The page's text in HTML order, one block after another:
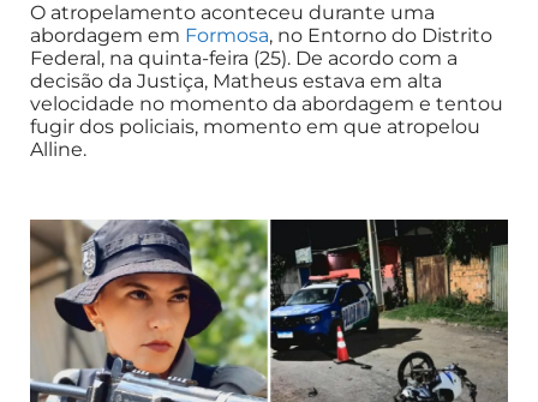
O atropelamento aconteceu durante uma
abordagem em Formosa, no Entorno do Distrito
Federal, na quinta-feira (25). De acordo com a
decisão da Justiça, Matheus estava em alta
velocidade no momento da abordagem e tentou
fugir dos policiais, momento em que atropelou
Alline.